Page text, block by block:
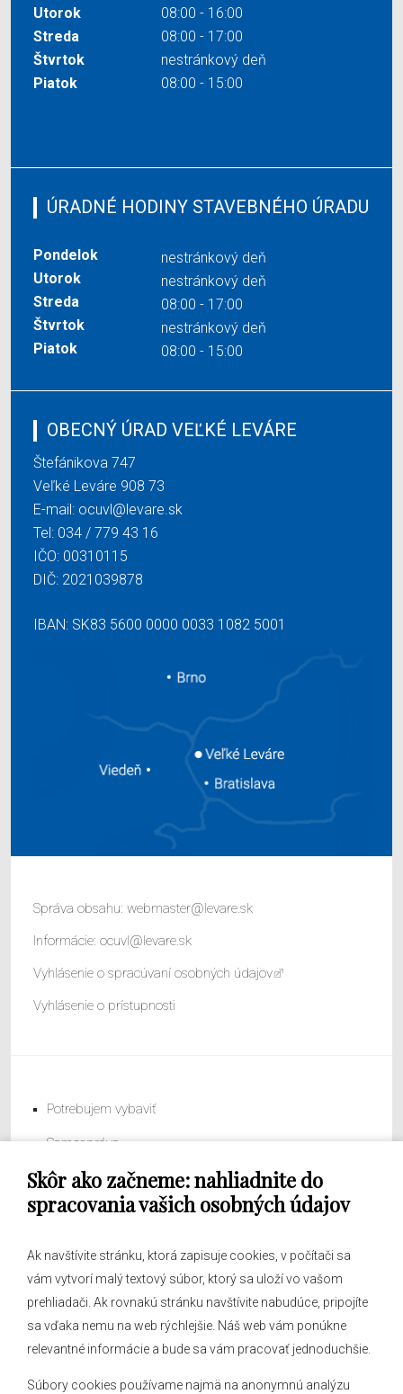
Skôr ako začneme: nahliadnite do
spracovania vašich osobných údajov
Ak navštívite stránku, ktorá zapisuje cookies, v počítači sa
vám vytvorí malý textový súbor, ktorý sa uloží vo vašom
prehliadači. Ak rovnakú stránku navštívite nabudúce, pripojíte
sa vďaka nemu na web rýchlejšie. Náš web vám ponúkne
relevantné informácie a bude sa vám pracovať jednoduchšie.
Súbory cookies používame najmä na anonymnú analýzu
Utorok
08:00 - 16:00
Streda
08:00 - 17:00
Štvrtok
nestránkový deň
Piatok
08:00 - 15:00
ÚRADNÉ HODINY STAVEBNÉHO ÚRADU
Pondelok
nestránkový deň
Utorok
nestránkový deň
Streda
08:00 - 17:00
Štvrtok
nestránkový deň
Piatok
08:00 - 15:00
OBECNÝ ÚRAD VEĽKÉ LEVÁRE
Štefánikova 747
Veľké Leváre 908 73
E-mail: ocuvl@levare.sk
Tel: 034 / 779 43 16
IČO: 00310115
DIČ: 2021039878
IBAN: SK83 5600 0000 0033 1082 5001
Správa obsahu: webmaster@levare.sk
Informácie: ocuvl@levare.sk
Vyhlásenie o spracúvaní osobných údajov
Vyhlásenie o prístupnosti
Potrebujem vybaviť
Samospráva
Obecný úrad
O obci
Hlásenia obecného rozhlasu